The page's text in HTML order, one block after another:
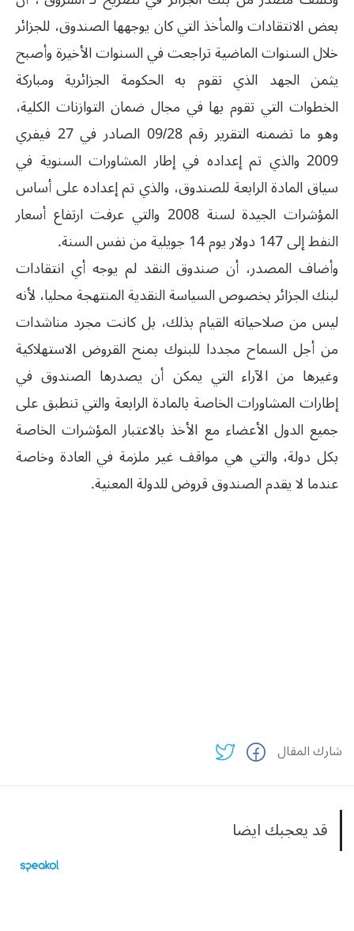
بعض الانتقادات والمأخذ التي كان يوجهها الصندوق، للجزائر
خلال السنوات الماضية تراجعت في السنوات الأخيرة وأصبح
يثمن الجهد الذي تقوم به الحكومة الجزائرية ومباركة
الخطوات التي تقوم بها في مجال ضمان التوازنات الكلية،
وهو ما تضمنه التقرير رقم 09/28 الصادر في 27 فيفري
2009 والذي تم إعداده في إطار المشاورات السنوية في
سياق المادة الرابعة للصندوق، والذي تم إعداده على أساس
المؤشرات الجيدة لسنة 2008 والتي عرفت ارتفاع أسعار
النفط إلى 147 دولار يوم 14 جويلية من نفس السنة.
وأضاف المصدر، أن صندوق النقد لم يوجه أي انتقادات
لبنك الجزائر بخصوص السياسة النقدية المنتهجة محليا، لأنه
ليس من صلاحياته القيام بذلك، بل كانت مجرد مناشدات
من أجل السماح مجددا للبنوك بمنح القروض الاستهلاكية
وغيرها من الآراء التي يمكن أن يصدرها الصندوق في
إطارات المشاورات الخاصة بالمادة الرابعة والتي تنطبق على
جميع الدول الأعضاء مع الأخذ بالاعتبار المؤشرات الخاصة
بكل دولة، والتي هي مواقف غير ملزمة في العادة وخاصة
عندما لا يقدم الصندوق قروض للدولة المعنية.
شارك المقال
قد يعجبك ايضا